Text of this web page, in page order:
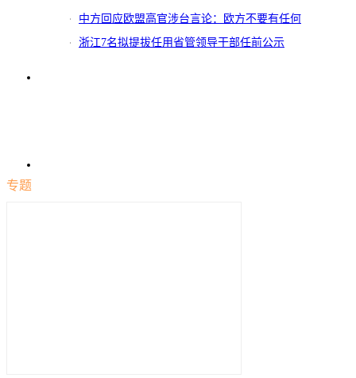
中方回应欧盟高官涉台言论：欧方不要有任何
侥幸心理
浙江7名拟提拔任用省管领导干部任前公示
专题